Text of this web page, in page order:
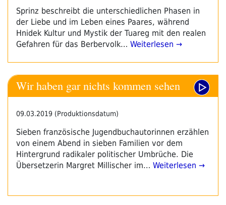
Sprinz beschreibt die unterschiedlichen Phasen in
der Liebe und im Leben eines Paares, während
Hnidek Kultur und Mystik der Tuareg mit den realen
Gefahren für das Berbervolk… Weiterlesen →
Wir haben gar nichts kommen sehen
09.03.2019 (Produktionsdatum)
Sieben französische Jugendbuchautorinnen erzählen
von einem Abend in sieben Familien vor dem
Hintergrund radikaler politischer Umbrüche. Die
Übersetzerin Margret Millischer im… Weiterlesen →